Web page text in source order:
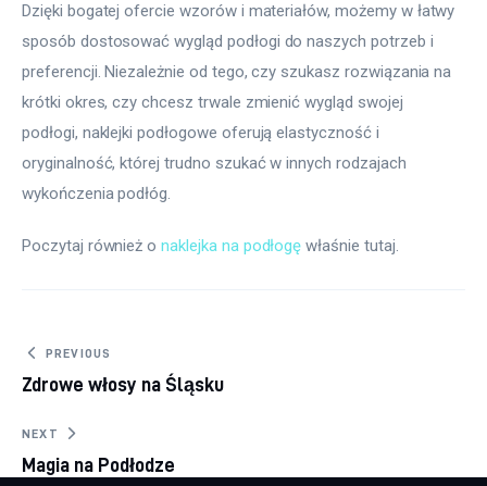
Dzięki bogatej ofercie wzorów i materiałów, możemy w łatwy
sposób dostosować wygląd podłogi do naszych potrzeb i
preferencji. Niezależnie od tego, czy szukasz rozwiązania na
krótki okres, czy chcesz trwale zmienić wygląd swojej
podłogi, naklejki podłogowe oferują elastyczność i
oryginalność, której trudno szukać w innych rodzajach
wykończenia podłóg.
Poczytaj również o naklejka na podłogę właśnie tutaj.
Nawigacja
wpisu
PREVIOUS
Zdrowe włosy na Śląsku
NEXT
Magia na Podłodze